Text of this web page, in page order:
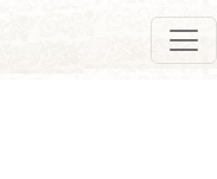
ENTRE SUCESIONES